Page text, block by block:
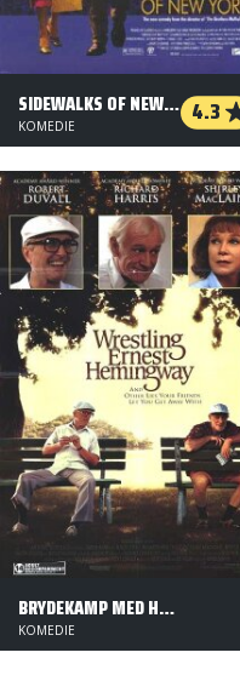
SIDEWALKS OF NEW YORK 4.3
KOMEDIE
BRYDEKAMP MED HEMINGWAY
KOMEDIE